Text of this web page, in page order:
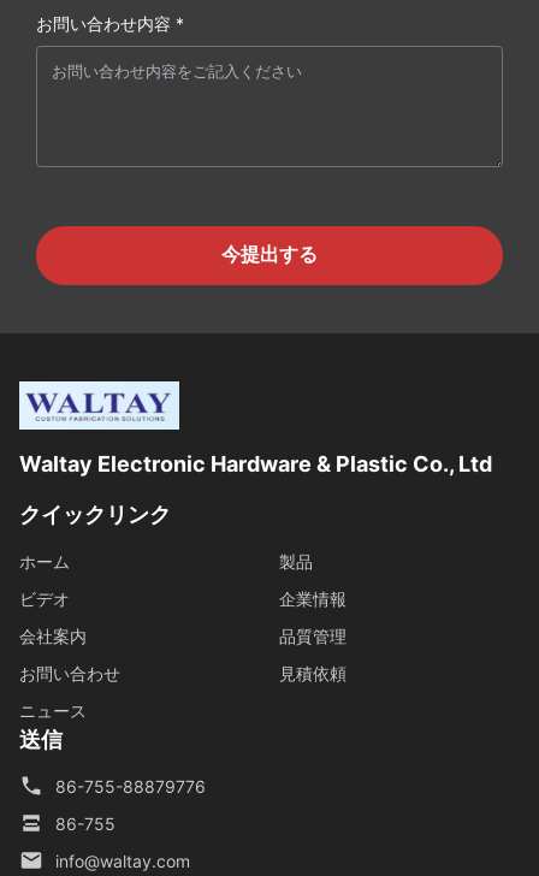
お問い合わせ内容 *
今提出する
Waltay Electronic Hardware & Plastic Co., Ltd
クイックリンク
ホーム
製品
ビデオ
企業情報
会社案内
品質管理
お問い合わせ
見積依頼
ニュース
送信
86-755-88879776
86-755
info@waltay.com